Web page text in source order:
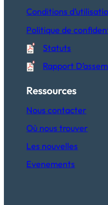
Conditions
Politique de
Statuts
Rapport
Ressources
Nous contacter
Où nous trouver
Les nouvelles
Evenements